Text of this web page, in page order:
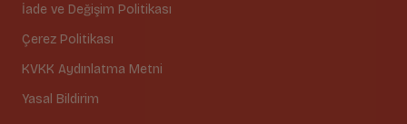
İade ve Değişim Politikası
Çerez Politikası
KVKK Aydınlatma Metni
Yasal Bildirim